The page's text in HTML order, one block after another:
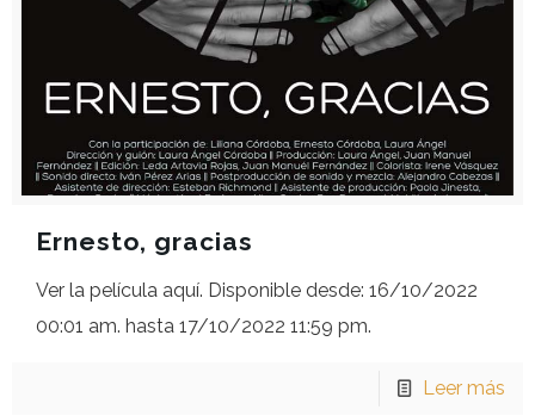
Ernesto, gracias
Ver la película aquí. Disponible desde: 16/10/2022
00:01 am. hasta 17/10/2022 11:59 pm.
Leer más